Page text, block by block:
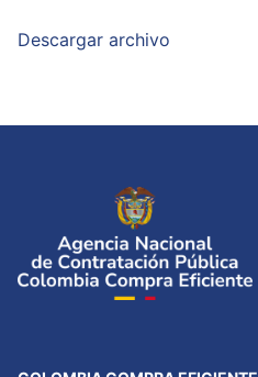
Descargar archivo